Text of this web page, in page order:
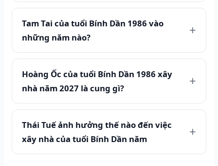
Tam Tai của tuổi Bính Dần 1986 vào
những năm nào?
Hoàng Ốc của tuổi Bính Dần 1986 xây
nhà năm 2027 là cung gì?
Thái Tuế ảnh hưởng thế nào đến việc
xây nhà của tuổi Bính Dần năm